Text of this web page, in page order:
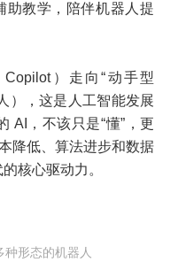
助教学，陪伴机器人提
Copilot）走向“动手型
），这是人工智能发展
AI，不该只是“懂”，更
降低、算法进步和数据
核心驱动力。
形态的机器人